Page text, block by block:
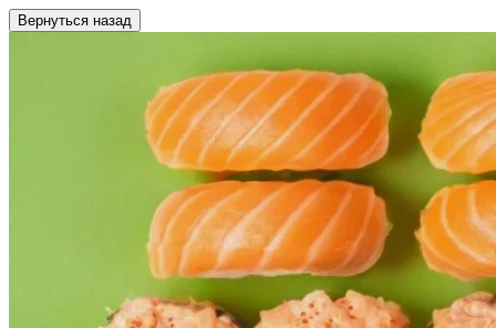
Вернуться назад